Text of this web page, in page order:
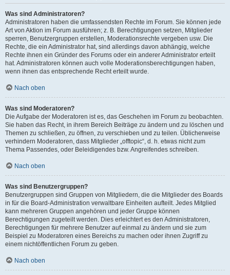
Was sind Administratoren?
Administratoren haben die umfassendsten Rechte im Forum. Sie können jede
Art von Aktion im Forum ausführen; z. B. Berechtigungen setzen, Mitglieder
sperren, Benutzergruppen erstellen, Moderationsrechte vergeben usw. Die
Rechte, die ein Administrator hat, sind allerdings davon abhängig, welche
Rechte ihnen ein Gründer des Forums oder ein anderer Administrator erteilt
hat. Administratoren können auch volle Moderationsberechtigungen haben,
wenn ihnen das entsprechende Recht erteilt wurde.
Nach oben
Was sind Moderatoren?
Die Aufgabe der Moderatoren ist es, das Geschehen im Forum zu beobachten.
Sie haben das Recht, in ihrem Bereich Beiträge zu ändern und zu löschen und
Themen zu schließen, zu öffnen, zu verschieben und zu teilen. Üblicherweise
verhindern Moderatoren, dass Mitglieder „offtopic“, d. h. etwas nicht zum
Thema Passendes, oder Beleidigendes bzw. Angreifendes schreiben.
Nach oben
Was sind Benutzergruppen?
Benutzergruppen sind Gruppen von Mitgliedern, die die Mitglieder des Boards
in für die Board-Administration verwaltbare Einheiten aufteilt. Jedes Mitglied
kann mehreren Gruppen angehören und jeder Gruppe können
Berechtigungen zugeteilt werden. Dies erleichtert es den Administratoren,
Berechtigungen für mehrere Benutzer auf einmal zu ändern und sie zum
Beispiel zu Moderatoren eines Bereichs zu machen oder ihnen Zugriff zu
einem nichtöffentlichen Forum zu geben.
Nach oben